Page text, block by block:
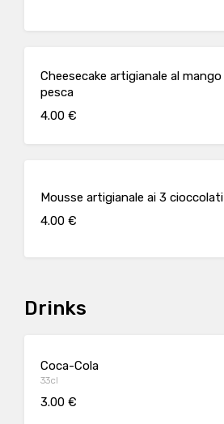
Cheesecake artigianale al mango
pesca
4.00 €
Mousse artigianale ai 3 cioccolati
4.00 €
Drinks
Coca-Cola
33cl
3.00 €